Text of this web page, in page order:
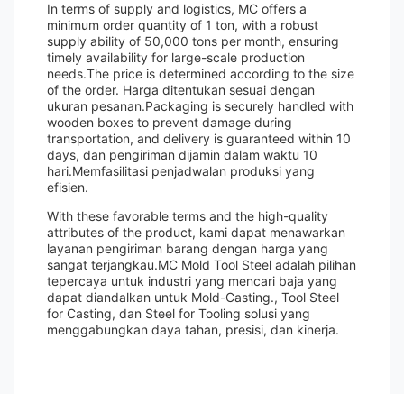
In terms of supply and logistics, MC offers a
minimum order quantity of 1 ton, with a robust
supply ability of 50,000 tons per month, ensuring
timely availability for large-scale production
needs.The price is determined according to the size
of the order. Harga ditentukan sesuai dengan
ukuran pesanan.Packaging is securely handled with
wooden boxes to prevent damage during
transportation, and delivery is guaranteed within 10
days, dan pengiriman dijamin dalam waktu 10
hari.Memfasilitasi penjadwalan produksi yang
efisien.
With these favorable terms and the high-quality
attributes of the product, kami dapat menawarkan
layanan pengiriman barang dengan harga yang
sangat terjangkau.MC Mold Tool Steel adalah pilihan
tepercaya untuk industri yang mencari baja yang
dapat diandalkan untuk Mold-Casting., Tool Steel
for Casting, dan Steel for Tooling solusi yang
menggabungkan daya tahan, presisi, dan kinerja.